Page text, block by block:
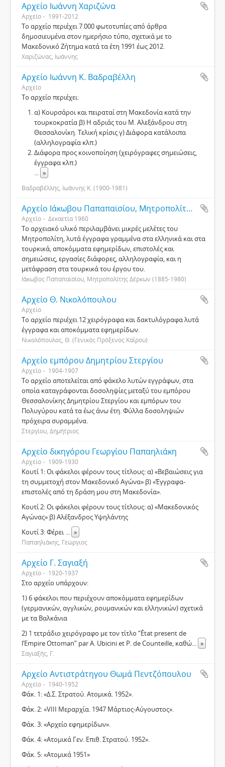
Αρχείο Ιωάννη Χαριζώνα
Αρχείο 1991-2012
Το αρχείο περιέχει 7.000 φωτοτυπίες από άρθρα
δημοσιευμένα στον ημερήσιο τύπο, σχετικά με το
Μακεδονικό Ζήτημα κατά τα έτη 1991 έως 2012.
Χαριζώνας, Ιωάννης
Αρχείο Ιωάννη Κ. Βαδραβέλλη
Αρχείο
Το αρχείο περιέχει:
α) Κουρσάροι και πειραταί στη Μακεδονία κατά την
τουρκοκρατία β) Η αδριάς του Μ. Αλεξάνδρου στη
Θεσσαλονίκη. Τελική κρίσις γ) Διάφορα κατάλοιπα
(αλληλογραφία κλπ.)
Διάφορα προς κοινοποίηση (χειρόγραφες σημειώσεις,
έγγραφα κλπ.)
... »
Βαδραβέλλης, Ιωάννης Κ. (1900-1981)
Αρχείο Ιάκωβου Παπαπαϊσίου, Μητροπολίτη Δέρκων
Αρχείο Δεκαετία 1960
Το αρχειακό υλικό περιλαμβάνει μικρές μελέτες του
Μητροπολίτη, λυτά έγγραφα γραμμένα στα ελληνικά και στα
τουρκικά, αποκόμματα εφημερίδων, επιστολές και
σημειώσεις, εργασίες διάφορες, αλληλογραφία, και η
μετάφραση στα τουρκικά του έργου του.
Ιάκωβος Παπαπαϊσίου, Μητροπολίτης Δέρκων (1885-1980)
Αρχείο Θ. Νικολόπουλου
Αρχείο
Το αρχείο περιέχει 12 χειρόγραφα και δακτυλόγραφα λυτά
έγγραφα και αποκόμματα εφημερίδων.
Νικολόπουλος, Θ. (Γενικός Πρόξενος Καΐρου)
Αρχείο εμπόρου Δημητρίου Στεργίου
Αρχείο 1904-1907
Το αρχείο αποτελείται από φάκελο λυτών εγγράφων, στα
οποία καταγράφονται δοσοληψίες μεταξύ του εμπόρου
Θεσσαλονίκης Δημητρίου Στεργίου και εμπόρων του
Πολυγύρου κατά τα έως άνω έτη. Φύλλα δοσοληψιών
πρόχειρα συραμμένα.
Στεργίου, Δημήτριος
Αρχείο δικηγόρου Γεωργίου Παπαηλιάκη
Αρχείο 1909-1930
Κουτί 1: Οι φάκελοι φέρουν τους τίτλους: α) «Βεβαιώσεις για
τη συμμετοχή στον Μακεδονικό Αγώνα» β) «Έγγραφα-
επιστολές από τη δράση μου στη Μακεδονία».
Κουτί 2: Οι φάκελοι φέρουν τους τίτλους: α) «Μακεδονικός
Αγώνας» β) Αλέξανδρος Υψηλάντης
Κουτί 3: Φέρει... »
Παπαηλιάκης, Γεώργιος
Αρχείο Γ. Σαγιαξή
Αρχείο 1920-1937
Στο αρχείο υπάρχουν:
1) 6 φάκελοι που περιέχουν αποκόμματα εφημερίδων
(γερμανικών, αγγλικών, ρουμανικών και ελληνικών) σχετικά
με τα Βαλκάνια
2) 1 τετράδιο χειρόγραφο με τον τίτλο “État present de
l’Empire Ottoman” par A. Ubicini et P. de Counteille, καθώ... »
Σαγιαξής, Γ.
Αρχείο Αντιστράτηγου Θωμά Πεντζόπουλου
Αρχείο 1940-1952
Φάκ. 1: «Δ.Σ. Στρατού. Ατομικά. 1952».
Φάκ. 2: «VIII Μεραρχία. 1947 Μάρτιος-Αύγουστος».
Φάκ. 3: «Αρχείο εφημερίδων».
Φάκ. 4: «Ατομικά Γεν. Επιθ. Στρατού. 1952».
Φάκ. 5: «Ατομικά 1951»